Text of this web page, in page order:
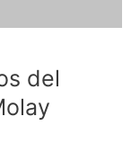
del